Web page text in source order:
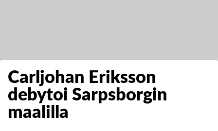
Carljohan Eriksson
debytoi Sarpsborgin
maalilla